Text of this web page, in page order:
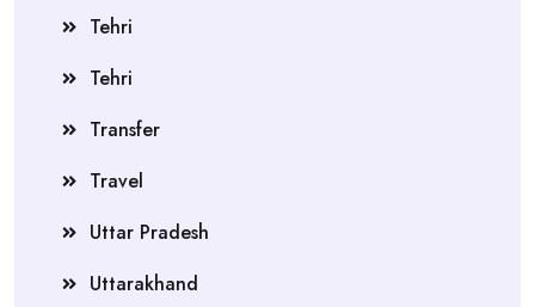
Tehri
Tehri
Transfer
Travel
Uttar Pradesh
Uttarakhand